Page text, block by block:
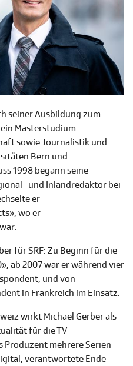
seiner Ausbildung zum
Masterstudium
sowie Journalistik und
Bern und
1998 begann seine
und Inlandredaktor bei
er
wo er
für SRF: Zu Beginn für die
ab 2007 war er während vier
und von
in Frankreich im Einsatz.
wirkt Michael Gerber als
für die TV-
mehrere Serien
verantwortete Ende